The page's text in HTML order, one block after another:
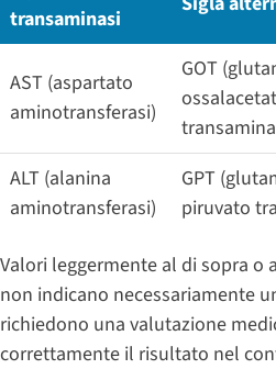
transaminasi
AST (aspartato
aminotransferasi)
GOT
ALT (alanina
aminotransferasi)
GPT
piruvato
Valori leggermente al di sopra o
non indicano necessariamente
richiedono una valutazione
correttamente il risultato nel